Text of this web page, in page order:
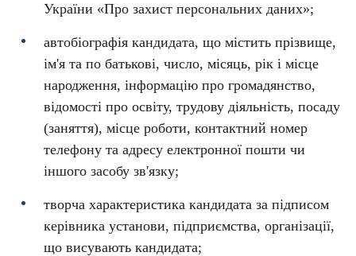
України «Про захист персональних даних»;
автобіографія кандидата, що містить прізвище,
ім'я та по батькові, число, місяць, рік і місце
народження, інформацію про громадянство,
відомості про освіту, трудову діяльність, посаду
(заняття), місце роботи, контактний номер
телефону та адресу електронної пошти чи
іншого засобу зв'язку;
творча характеристика кандидата за підписом
керівника установи, підприємства, організації,
що висувають кандидата;